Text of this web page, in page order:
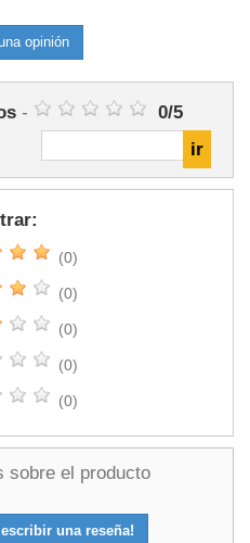
opinión
- 0/5
(0)
(0)
(0)
(0)
(0)
sobre el producto
una reseña!